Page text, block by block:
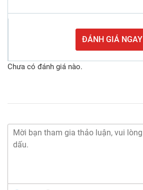
ĐÁNH GIÁ NGAY
Chưa có đánh giá nào.